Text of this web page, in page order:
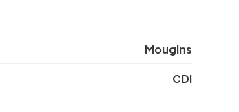
Mougins
CDI